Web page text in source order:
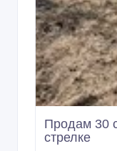
Продам 30
стрелке